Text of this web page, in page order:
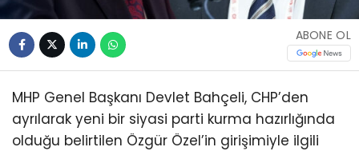
ABONE OL
MHP Genel Başkanı Devlet Bahçeli, CHP’den
ayrılarak yeni bir siyasi parti kurma hazırlığında
olduğu belirtilen Özgür Özel’in girişimiyle ilgili